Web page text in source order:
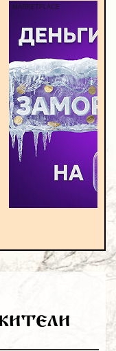
MARKETPLACE